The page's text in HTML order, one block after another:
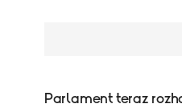
Parlament teraz